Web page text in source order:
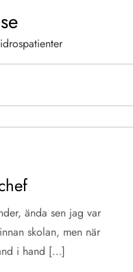
ända sen jag var
skolan, men när
i hand […]